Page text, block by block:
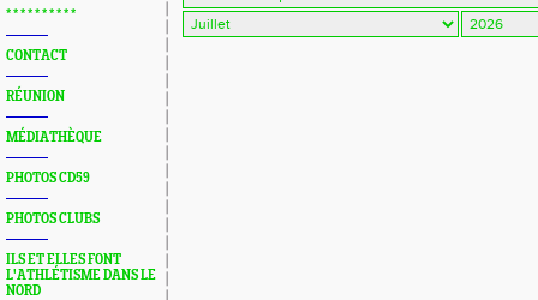
* * * * * * * * * *
CONTACT
RÉUNION
MÉDIATHÈQUE
PHOTOS CD59
PHOTOS CLUBS
ILS ET ELLES FONT
L'ATHLÉTISME DANS LE
NORD